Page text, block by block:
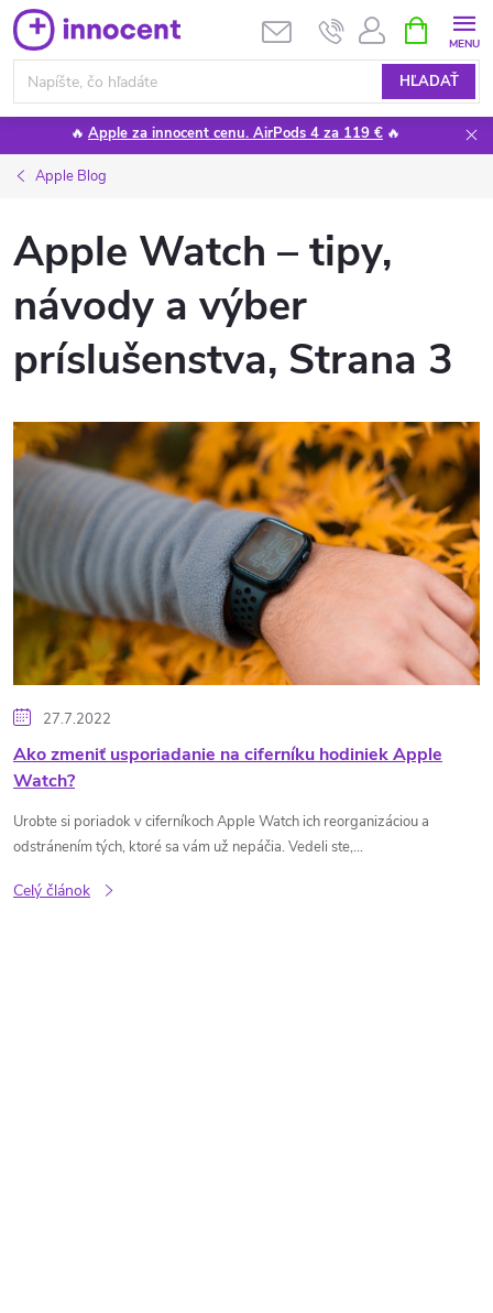
Prejsť
na
obsah
HĽADAŤ
KOŠÍK
🔥 Apple za innocent cenu. AirPods 4 za 119 € 🔥
Apple Blog
Apple Watch – tipy,
návody a výber
príslušenstva, Strana 3
V
ý
p
i
s
č
l
á
n
27.7.2022
Ako zmeniť usporiadanie na ciferníku hodiniek Apple
Watch?
Urobte si poriadok v ciferníkoch Apple Watch ich reorganizáciou a
odstránením tých, ktoré sa vám už nepáčia. Vedeli ste,...
Celý článok